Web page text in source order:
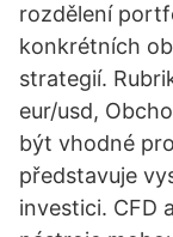
rozdělení
konkrétních
strategií.
eur/usd,
být vhodné
představuje
investici. CFD